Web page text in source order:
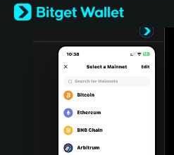
Español (Latinoamérica)
Türkçe
Português (Portugal)
Bahasa Indonesia